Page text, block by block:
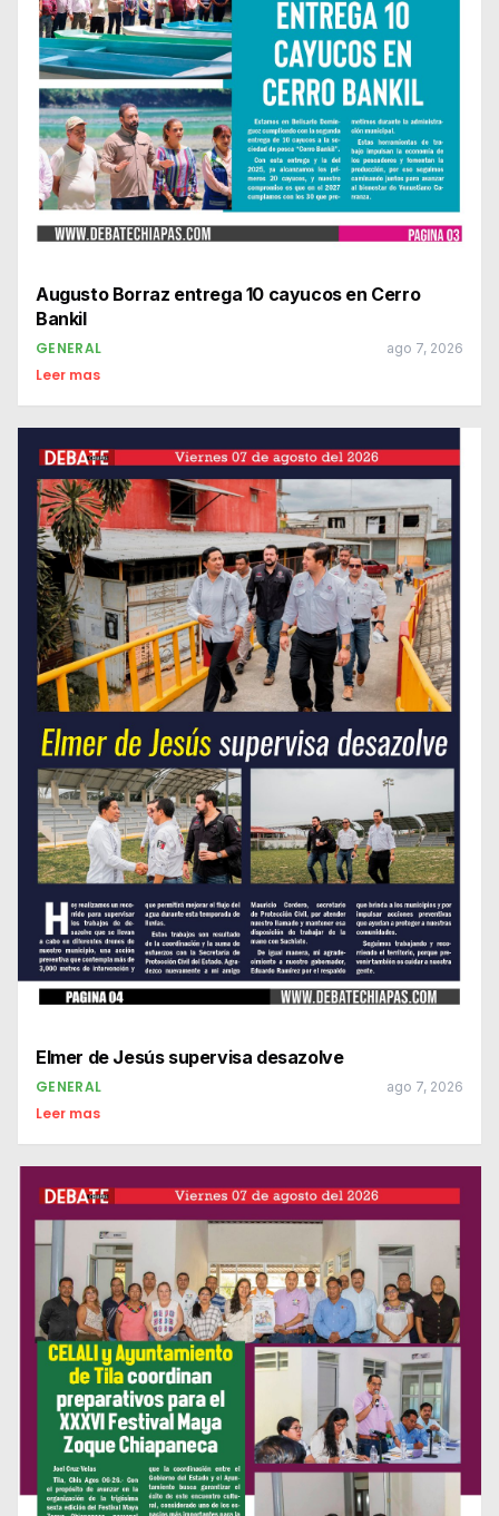
Augusto Borraz entrega 10 cayucos en Cerro
Bankil
GENERAL ago 7, 2026
Leer mas
Elmer de Jesús supervisa desazolve
GENERAL ago 7, 2026
Leer mas